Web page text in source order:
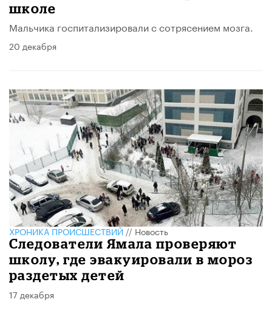
школе
Мальчика госпитализировали с сотрясением мозга.
20 декабря
ХРОНИКА ПРОИСШЕСТВИЙ//Новость
Следователи Ямала проверяют
школу, где эвакуировали в мороз
раздетых детей
17 декабря